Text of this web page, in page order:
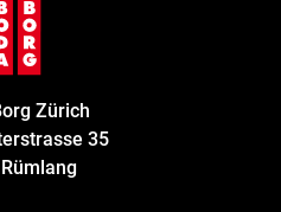
Zürich
35